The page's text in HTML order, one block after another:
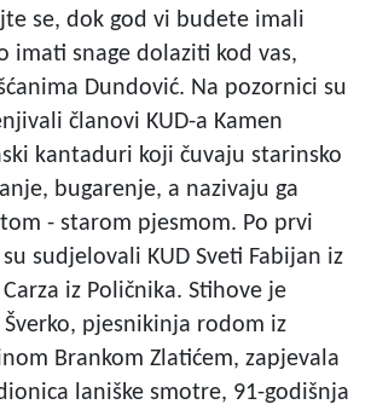
se, dok god vi budete imali
imati snage dolaziti kod vas,
Dundović. Na pozornici su
članovi KUD-a Kamen
kantaduri koji čuvaju starinsko
bugarenje, a nazivaju ga
- starom pjesmom. Po prvi
sudjelovali KUD Sveti Fabijan iz
iz Poličnika. Stihove je
Šverko, pjesnikinja rodom iz
Brankom Zlatićem, zapjevala
laniške smotre, 91-godišnja